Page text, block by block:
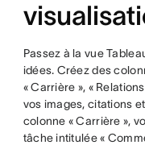
Passez à la vue
idées. Créez des
« Carrière », «
vos images, citations
colonne « Carrière »,
tâche intitulée «